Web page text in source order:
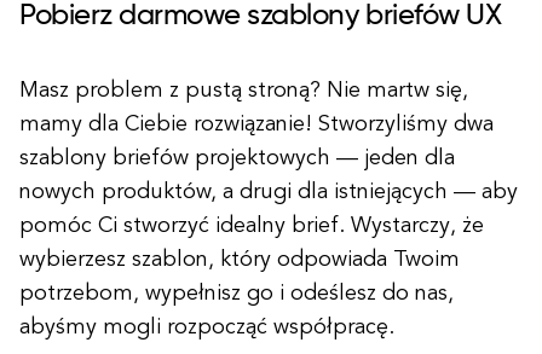
Pobierz darmowe szablony briefów UX
Masz problem z pustą stroną? Nie martw się,
mamy dla Ciebie rozwiązanie! Stworzyliśmy dwa
szablony briefów projektowych — jeden dla
nowych produktów, a drugi dla istniejących — aby
pomóc Ci stworzyć idealny brief. Wystarczy, że
wybierzesz szablon, który odpowiada Twoim
potrzebom, wypełnisz go i odeślesz do nas,
abyśmy mogli rozpocząć współpracę.